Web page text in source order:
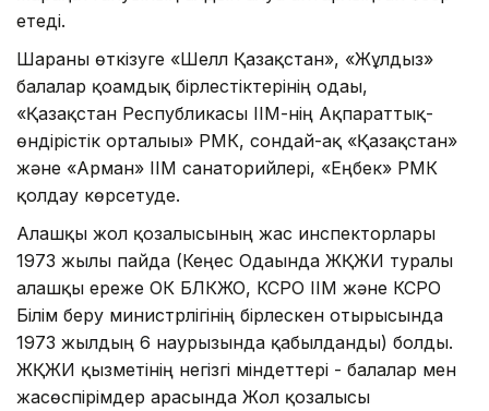
етеді.
Шараны өткізуге «Шелл Қазақстан», «Жұлдыз»
балалар қоғамдық бірлестіктерінің одағы,
«Қазақстан Республикасы ІІМ-нің Ақпараттық-
өндірістік орталығы» РМК, сондай-ақ «Қазақстан»
және «Арман» ІІМ санаторийлері, «Еңбек» РМК
қолдау көрсетуде.
Алғашқы жол қозғалысының жас инспекторлары
1973 жылы пайда (Кеңес Одағында ЖҚЖИ туралы
алғашқы ереже ОК БЛКЖО, КСРО ІІМ және КСРО
Білім беру министрлігінің бірлескен отырысында
1973 жылдың 6 наурызында қабылданды) болды.
ЖҚЖИ қызметінің негізгі міндеттері - балалар мен
жасөспірімдер арасында Жол қозғалысы